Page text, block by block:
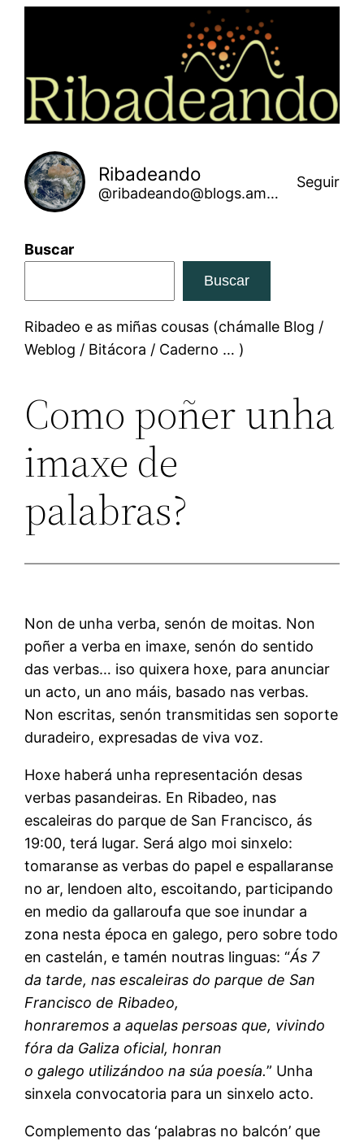
Ribadeando
@ribadeando@blogs.amarinha.gal
Seguir
Buscar
Buscar
Ribadeo e as miñas cousas (chámalle Blog /
Weblog / Bitácora / Caderno … )
Como poñer unha
imaxe de
palabras?
Non de unha verba, senón de moitas. Non
poñer a verba en imaxe, senón do sentido
das verbas… iso quixera hoxe, para anunciar
un acto, un ano máis, basado nas verbas.
Non escritas, senón transmitidas sen soporte
duradeiro, expresadas de viva voz.
Hoxe haberá unha representación desas
verbas pasandeiras. En Ribadeo, nas
escaleiras do parque de San Francisco, ás
19:00, terá lugar. Será algo moi sinxelo:
tomaranse as verbas do papel e espallaranse
no ar, lendoen alto, escoitando, participando
en medio da gallaroufa que soe inundar a
zona nesta época en galego, pero sobre todo
en castelán, e tamén noutras linguas: “Ás 7
da tarde, nas escaleiras do parque de San
Francisco de Ribadeo,
honraremos a aquelas persoas que, vivindo
fóra da Galiza oficial, honran
o galego utilizándoo na súa poesía.” Unha
sinxela convocatoria para un sinxelo acto.
Complemento das ‘palabras no balcón’ que